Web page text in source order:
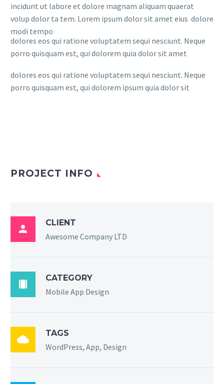
incidunt ut labore et dolore magnam aliquam quaerat
volup dolor ta tem. Lorem ipsum dolor sit amet eius dolore
modi tempo
dolores eos qui ratione voluptatem sequi nesciunt. Neque
porro quisquam est, qui dolorem quia dolor sit amet
dolores eos qui ratione voluptatem sequi nesciunt. Neque
porro quisquam est, qui dolorem ipsum quia dolor sit
PROJECT INFO

CLIENT
Awesome Company LTD

CATEGORY
Mobile App Design

TAGS
WordPress, App, Design